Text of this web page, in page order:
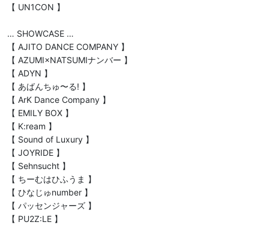
【 UN1CON 】
… SHOWCASE …
【 AJITO DANCE COMPANY 】
【 AZUMI×NATSUMIナンバー 】
【 ADYN 】
【 あばんちゅ〜る! 】
【 ArK Dance Company 】
【 EMILY BOX 】
【 K:ream 】
【 Sound of Luxury 】
【 JOYRIDE 】
【 Sehnsucht 】
【 ちーむはひふうま 】
【 ひなじゅnumber 】
【 パッセンジャーズ 】
【 PU2Z:LE 】